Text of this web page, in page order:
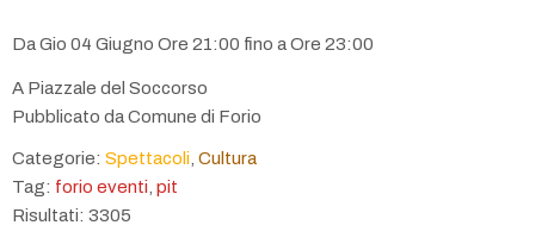
Da Gio 04 Giugno Ore 21:00 fino a Ore 23:00
A Piazzale del Soccorso
Pubblicato da Comune di Forio
Categorie: Spettacoli Cultura
Tag: forio eventi pit
Risultati: 3305